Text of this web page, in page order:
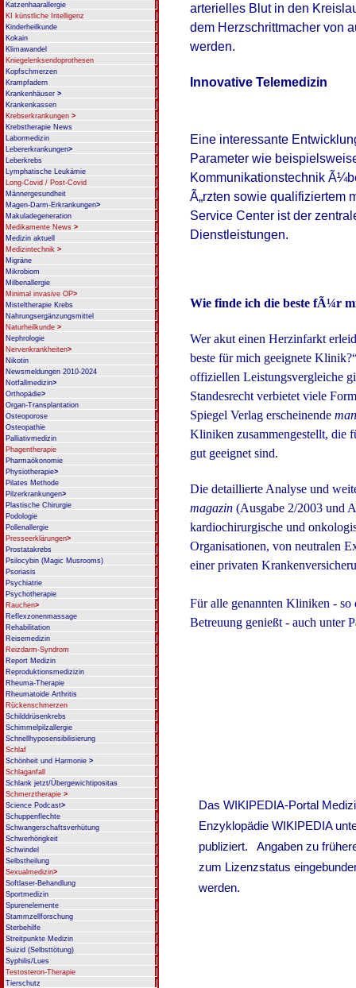
Katzenhaarallergie
KI künstliche Intelligenz
Kinderheilkunde
Kokain
Klimawandel
Kniegelenksendoprothesen
Kopfschmerzen
Krampfadern
Krankenhäuser >
Krankenkassen
Krebserkrankungen >
Krebstherapie News
Labormedizin
Lebererkrankungen>
Leberkrebs
Lymphatische Leukämie
Long-Covid / Post-Covid
Männergesundheit
Magen-Darm-Erkrankungen>
Makuladegeneration
Medikamente News >
Medizin aktuell
Medizintechnik >
Migräne
Mikrobiom
Milbenallergie
Minimal invasive OP>
Misteltherapie Krebs
Nahrungsergänzungsmittel
Naturheilkunde >
Nephrologie
Nervenkrankheiten>
Nikotin
Newsmeldungen 2010-2024
Notfallmedizin>
Orthopädie>
Organ-Transplantation
Osteoporose
Osteopathie
Palliativmedizin
Phagentherapie
Pharmaökonomie
Physiotherapie>
Pilates Methode
Pilzerkrankungen>
Plastische Chirurgie
Podologie
Pollenallergie
Presseerklärungen>
Prostatakrebs
Psilocybin (Magic Musrooms)
Psoriasis
Psychiatrie
Psychotherapie
Rauchen>
Reflexzonenmassage
Rehabilitation
Reisemedizin
Reizdarm-Syndrom
Report Medizin
Reproduktionsmedizizin
Rheuma-Therapie
Rheumatoide Arthritis
Rückenschmerzen
Schilddrüsenkrebs
Schimmelpilzallergie
Schnellhyposensibilisierung
Schlaf
Schönheit und Harmonie >
Schlaganfall
Schlank jetzt/Übergewichtipositas
Schmerztherapie >
Science Podcast>
Schuppenflechte
Schwangerschaftsverhütung
Schwerhörigkeit
Schwindel
Selbstheilung
Sexualmedizin>
Softlaser-Behandlung
Sportmedizin
Spurenelemente
Stammzellforschung
Sterbehilfe
Streitpunkte Medizin
Suizid (Selbsttötung)
Syphilis/Lues
Testosteron-Therapie
Tierschutz
arterielles Blut in den
dem Herzschrittmacher von
werden.
Innovative Telemedizin
Eine interessante
Parameter wie
Kommunikationstechnik
Ã„rzten sowie qualifiziertem
Service Center ist der
Dienstleistungen.
Wie finde ich die beste fÃ¼r
Wer akut einen Herzinfarkt
beste für mich geeignete
offiziellen Leistungsvergleiche
Standesrecht verbietet viele
Spiegel Verlag erscheinende
Kliniken zusammengestellt, die
gut geeignet sind.
Die detaillierte Analyse und
magazin (Ausgabe 2/2003 und
kardiochirurgische und
Organisationen, von neutralen
einer privaten
Für alle genannten Kliniken - so
Betreuung genießt - auch unter